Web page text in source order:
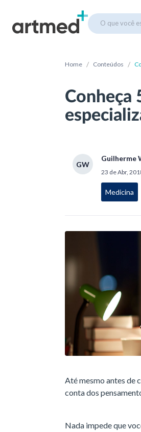
O que você
Home / Conteúdos /
Conheça
GW
Guilherme
23 de Abr,
Medicina
Até mesmo antes de
conta dos
Nada impede que